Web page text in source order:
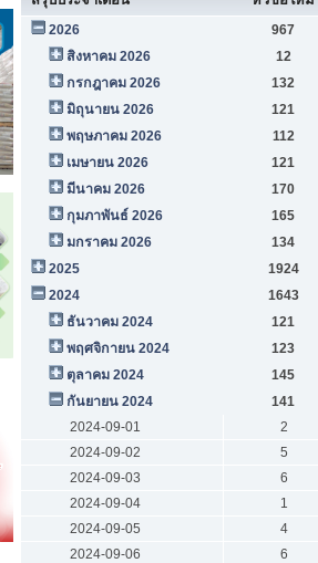
2026
967
สิงหาคม 2026
12
กรกฎาคม 2026
132
มิถุนายน 2026
121
พฤษภาคม 2026
112
เมษายน 2026
121
มีนาคม 2026
170
กุมภาพันธ์ 2026
165
มกราคม 2026
134
2025
1924
2024
1643
ธันวาคม 2024
121
พฤศจิกายน 2024
123
ตุลาคม 2024
145
กันยายน 2024
141
2024-09-01
2
2024-09-02
5
2024-09-03
6
2024-09-04
1
2024-09-05
4
2024-09-06
6